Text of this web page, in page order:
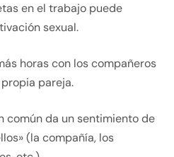
en el trabajo puede
sexual.
horas con los compañeros
pareja.
común da un sentimiento de
(la compañía, los